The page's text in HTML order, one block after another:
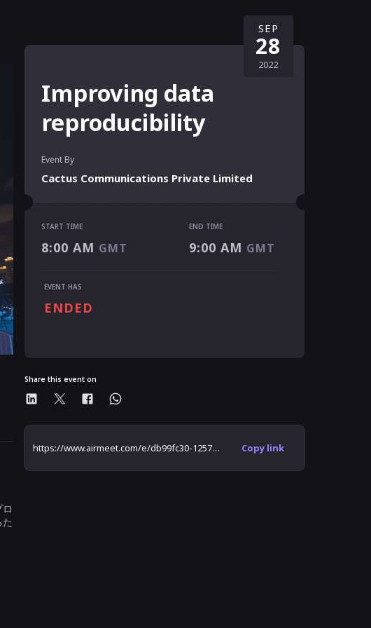
Improving data
reproducibility
Event By
Cactus Communications Private Limited
SEP
28
2022
8:00 AM GMT
9:00 AM
START TIME
8:00 AM GMT
END TIME
9:00 AM GMT
EVENT HAS
ENDED
Share this event on
https://www.airmeet.com/e/db99fc30-1257-11ed-84a0-a90fa7f6e4d5 Copy link